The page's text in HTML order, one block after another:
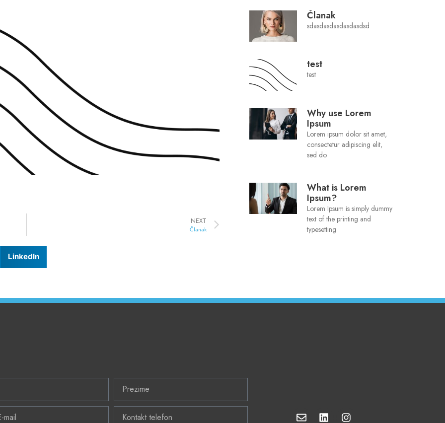
NEXT
Članak
LinkedIn
Članak
sdasdasdasdasdasdsd
test
test
Why use Lorem
Ipsum
Lorem ipsum dolor sit amet,
consectetur adipiscing elit,
sed do
What is Lorem
Ipsum?
Lorem Ipsum is simply dummy
text of the printing and
typesetting